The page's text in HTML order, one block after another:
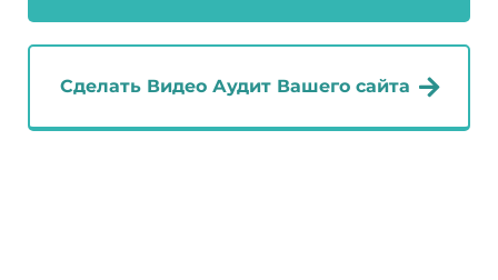
Сделать Видео Аудит Вашего сайта